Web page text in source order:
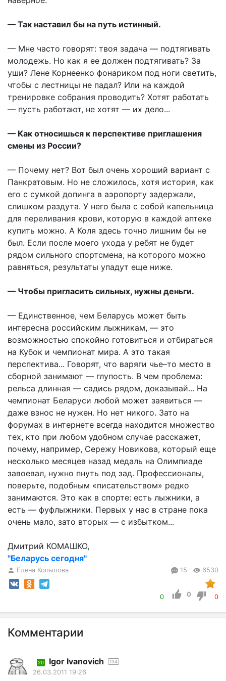
— Так наставил бы на путь истинный.
— Мне часто говорят: твоя задача — подтягивать
молодежь. Но как я ее должен подтягивать? За
уши? Лене Корнеенко фонариком под ноги светить,
чтобы с лестницы не падал? Или на каждой
тренировке собрания проводить? Хотят работать
— пусть работают, не хотят — их дело...
— Как относишься к перспективе приглашения
смены из России?
— Почему нет? Вот был очень хороший вариант с
Панкратовым. Но не сложилось, хотя история, как
его с сумкой допинга в аэропорту задержали,
слишком раздута. У него была с собой капельница
для переливания крови, которую в каждой аптеке
купить можно. А Коля здесь точно лишним бы не
был. Если после моего ухода у ребят не будет
рядом сильного спортсмена, на которого можно
равняться, результаты упадут еще ниже.
— Чтобы пригласить сильных, нужны деньги.
— Единственное, чем Беларусь может быть
интересна российским лыжникам, — это
возможностью спокойно готовиться и отбираться
на Кубок и чемпионат мира. А это такая
перспектива... Говорят, что варяги чье–то место в
сборной занимают — глупость. В чем проблема:
рельса длинная — садись рядом, доказывай... На
чемпионат Беларуси любой может заявиться —
даже взнос не нужен. Но нет никого. Зато на
форумах в интернете всегда находится множество
тех, кто при любом удобном случае расскажет,
почему, например, Сережу Новикова, который еще
несколько месяцев назад медаль на Олимпиаде
завоевал, нужно пнуть под зад. Профессионалы,
поверьте, подобным «писательством» редко
занимаются. Это как в спорте: есть лыжники, а
есть — фуфлыжники. Первых у нас в стране пока
очень мало, зато вторых — с избытком...
Дмитрий КОМАШКО,
"Беларусь сегодня"
Елена Копылова 15 6530
0 0 0
Комментарии
20 Igor Ivanovich 134
26.03.2011 19:26